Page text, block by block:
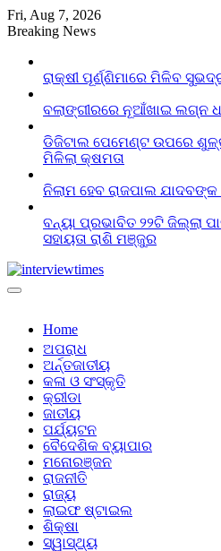
Skip
to
Fri, Aug 7, 2026
Breaking News
ରାକ୍ଷୀ ପୂର୍ଣ୍ଣିମାରେ ମିଳିବ
ବଲାଙ୍ଗୀରରେ ନୂଆଁଖାଇ ଲଗ୍ନ
ଡିଜିଟାଲ ପେମେଣ୍ଟ ଉପରେ
ମିଳିଲା କ୍ଷମତା
ନିଲାମ ହେବ ରାଜପାଲ
ବନ୍ୟା ପ୍ରଭାବିତ ୨୨ଟି ଜିଲ୍ଲା
ସହାୟତା ରାଶି ମଞ୍ଜୁର
Home
ଅପରାଧ
ଅର୍ନ୍ତଜାତୀୟ
କଳା ଓ ସଂସ୍କୃତି
କ୍ରୀଡା
ଜାତୀୟ
ପର୍ଯ୍ୟଟନ
ବୈଦେଶିକ ବ୍ୟାପାର
ମନୋରଞ୍ଜନ
ରାଜନୀତି
ରାଜ୍ୟ
ଲାଇଫ ଷ୍ଟାଇଲ
ଶିକ୍ଷା
ସ୍ୱାସ୍ଥ୍ୟ